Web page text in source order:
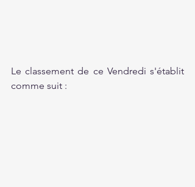
Le classement de ce Vendredi s'établit
comme suit :